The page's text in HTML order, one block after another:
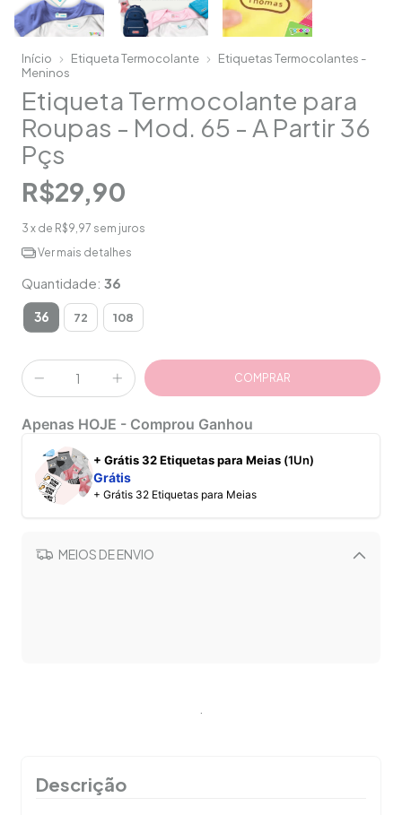
Início Etiqueta Termocolante
Etiquetas Termocolantes -
Meninos
Etiqueta Termocolante para
Roupas - Mod. 65 - A Partir 36
Pçs
R$29,90
3 x de R$9,97 sem juros
Ver mais detalhes
Quantidade: 36
36 72 108
Apenas HOJE - Comprou Ganhou
+ Grátis 32 Etiquetas para Meias (1Un)
Grátis
+ Grátis 32 Etiquetas para Meias
MEIOS DE ENVIO
Descrição